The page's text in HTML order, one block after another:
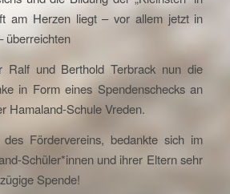
am Herzen liegt – vor allem jetzt in
überreichten
Ralf und Berthold Terbrack nun die
in Form eines Spendenschecks an
Hamaland-Schule Vreden.
Fördervereins, bedankte sich im
Schüler*innen und ihrer Eltern sehr
Spende!